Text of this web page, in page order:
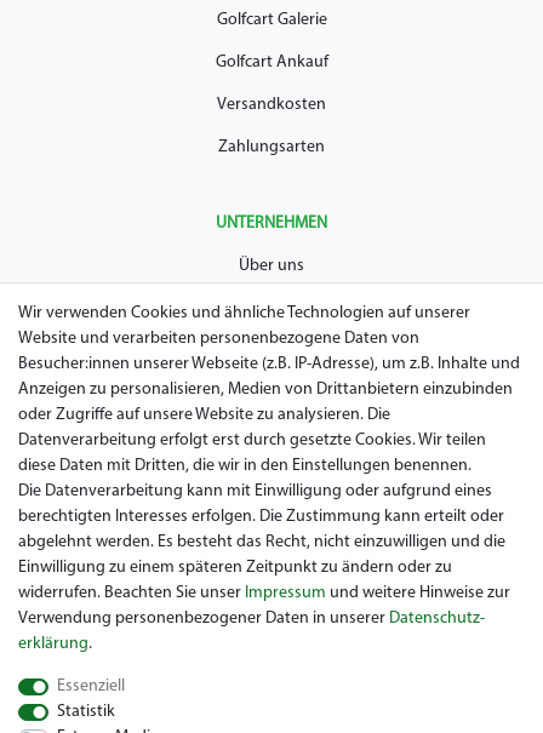
Golfcart Galerie
Golfcart Ankauf
Versandkosten
Zahlungsarten
UNTERNEHMEN
Über uns
AGB
Datenschutz
Impressum
Widerrufsrecht
Garantie / Gewährleistung
Sie suchen ein gebrauchtes Golf Car? Maiers Golfcarts ist Ihr
österreichischer Golfcar Händler für Clubcar, Ezgo, Garia, Melex
und Yamaha! Maiers Golfcarts ist zudem Ihre Nummer 1
Wir verwenden Cookies und ähnliche Technologien auf unserer
Website und verarbeiten personenbezogene Daten von
Besucher:innen unserer Webseite (z.B. IP-Adresse), um z.B. Inhalte und
Anzeigen zu personalisieren, Medien von Drittanbietern einzubinden
oder Zugriffe auf unsere Website zu analysieren. Die
Datenverarbeitung erfolgt erst durch gesetzte Cookies. Wir teilen
diese Daten mit Dritten, die wir in den Einstellungen benennen.
Die Datenverarbeitung kann mit Einwilligung oder aufgrund eines
berechtigten Interesses erfolgen. Die Zustimmung kann erteilt oder
abgelehnt werden. Es besteht das Recht, nicht einzuwilligen und die
Einwilligung zu einem späteren Zeitpunkt zu ändern oder zu
widerrufen. Beachten Sie unser Impressum und weitere Hinweise zur
Verwendung personenbezogener Daten in unserer Daten­schutz­
erklärung.
Essenziell
Statistik